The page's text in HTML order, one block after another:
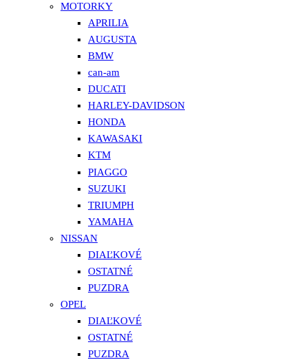
MOTORKY
APRILIA
AUGUSTA
BMW
can-am
DUCATI
HARLEY-DAVIDSON
HONDA
KAWASAKI
KTM
PIAGGO
SUZUKI
TRIUMPH
YAMAHA
NISSAN
DIAĽKOVÉ
OSTATNÉ
PUZDRA
OPEL
DIAĽKOVÉ
OSTATNÉ
PUZDRA